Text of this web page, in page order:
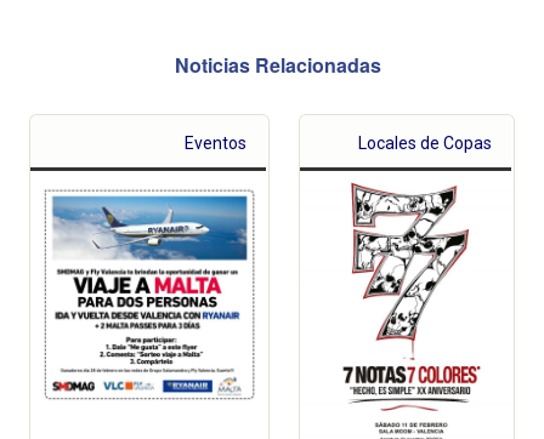
Noticias Relacionadas
Eventos Locales de Copas